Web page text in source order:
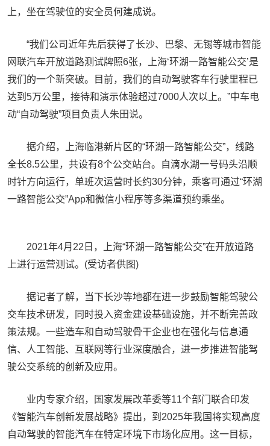
上，坐在驾驶位的安全员何建成说。
“我们公司近年先后获得了长沙、巴黎、无锡等城市智能
网联汽车开放道路测试牌照6张，上海‘环湖一路智能公交’是
我们的一个新突破。目前，我们的自动驾驶客车行驶里程已
达到5万公里，接待和演示体验超过7000人次以上。”中车电
动“自动驾驶”项目负责人朱田说。
据介绍，上海临港新片区的“环湖一路智能公交”，线路
全长8.5公里，共设有8个公交站台。自滴水湖一号码头沿顺
时针方向运行，单班次运营时长约30分钟，乘客可通过“环湖
一路智能公交”App和微信小程序等多渠道预约乘坐。
2021年4月22日，上海“环湖一路智能公交”在开放道路
上进行运营测试。(受访者供图)
据记者了解，当下长沙等地都在进一步鼓励智能驾驶公
交车技术研发，同时投入资金建设基础设施，并不断完善政
策法规。一些造车和自动驾驶骨干企业也在强化与信息通
信、人工智能、互联网等行业深度融合，进一步推进智能驾
驶公交系统的创新及应用。
业内专家介绍，国家发展改革委等11个部门联合印发
《智能汽车创新发展战略》提出，到2025年我国将实现高度
自动驾驶的智能汽车在特定环境下市场化应用。这一目标，